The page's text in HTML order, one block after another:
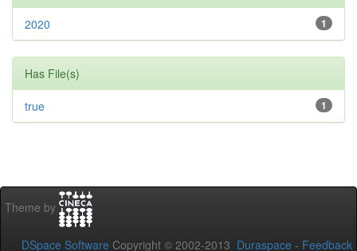
1
2020
Has File(s)
1
true
Theme by
DSpace Software Copyright © 2002-2013 Duraspace - Feedback